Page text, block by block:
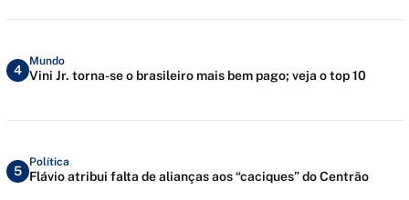
4
Mundo
Vini Jr. torna-se o brasileiro mais bem pago; veja o top 10
5
Política
Flávio atribui falta de alianças aos “caciques” do Centrão